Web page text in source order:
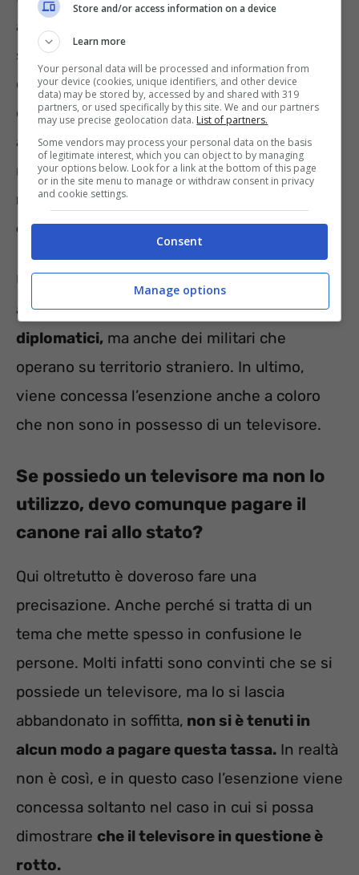
automatico dal pagamento del canone rai,
s
ono le persone over 75
che il loro reddito non risulti superiore a
quanto stabilito dalla legge. Oltre infatti ad
avere più di settantacinque anni, è anche
necessario che il richiedente abbia un
reddito Isee inferiore alla cifra di ventimila
euro anno.
Un’altra categoria che viene sollevata in
automatico dal pagamentoè quella dei
diplomatici, ma anche dei militari che
operano su territorio straniero. In ultimo,
viene concessa l’esenzione anche a coloro
che non sono in possesso di un televisore.
Se possiedo un televisore ma non lo
utilizzo, devo comunque pagare il
canone rai allo stato?
Qui oltretutto è doveroso fare una
precisazione. Anche perché si tratta di un
tema che mette spesso in confusione le
persone. Molti infatti sono convinti che se si
possiede un televisore, ma lo si lascia
abbandonato in soffitta, non si è tenuti in
alcun modo a pagare questa tassa. In realtà
non è così, e in questo caso l’esenzione viene
concessa soltanto nel caso in cui si possa
dimostrare che il televisore in questione è
rotto.
Store and/or access information on a device
Learn more
Your personal data will be processed and information from
your device (cookies, unique identifiers, and other device
data) may be stored by, accessed by and shared with 319
partners, or used specifically by this site. We and our partners
may use precise geolocation data. List of partners.
Some vendors may process your personal data on the basis
of legitimate interest, which you can object to by managing
your options below. Look for a link at the bottom of this page
or in the site menu to manage or withdraw consent in privacy
and cookie settings.
Consent
Manage options